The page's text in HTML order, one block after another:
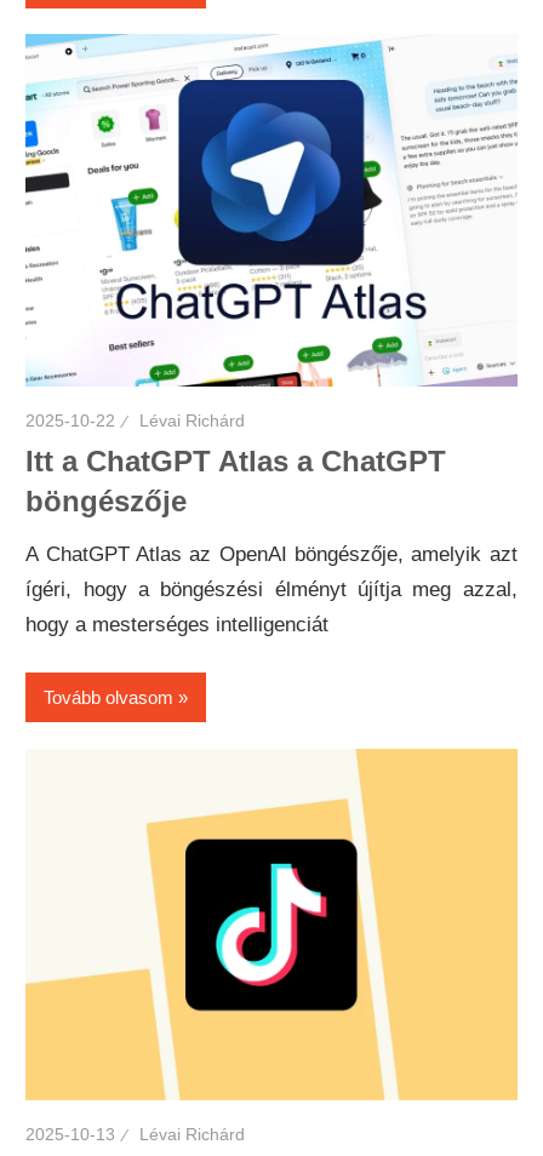
2025-10-22 Lévai Richárd
Itt a ChatGPT Atlas a ChatGPT
böngészője
A ChatGPT Atlas az OpenAI böngészője, amelyik azt
ígéri, hogy a böngészési élményt újítja meg azzal,
hogy a mesterséges intelligenciát
Tovább olvasom
2025-10-13 Lévai Richárd